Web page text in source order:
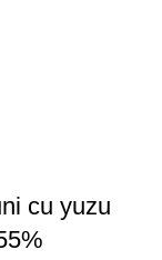
cu yuzu